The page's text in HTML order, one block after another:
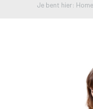
Je bent hier: